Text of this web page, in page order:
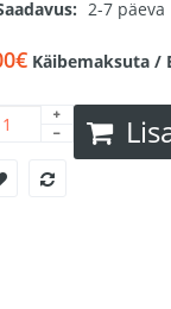
2-7 päeva
Käibemaksuta /